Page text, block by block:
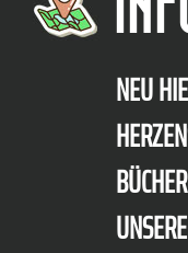
NEU
BÜCHER